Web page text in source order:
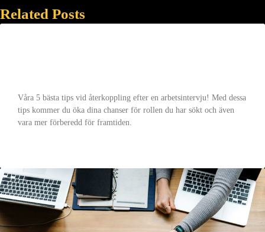
Related Posts
Våra 5 bästa tips vid återkoppling efter en arbetsintervju! Med dessa
tips kommer du öka dina chanser för rollen du har sökt och även
vara mer förberedd för framtiden.